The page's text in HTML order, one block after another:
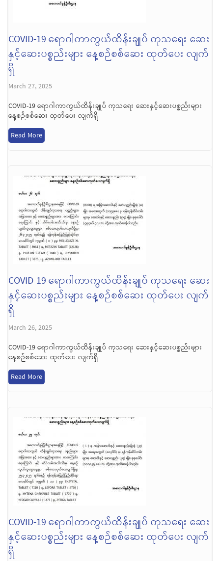
COVID-19 ရောဂါကာကွယ်ထိန်းချုပ် ကုသရေး ဆေး
နှင့်ဆေးပစ္စည်းများ နေ့စဉ်စစ်ဆေး ထုတ်ပေး လျက်
ရှိ
March 27, 2025
COVID-19 ရောဂါကာကွယ်ထိန်းချုပ် ကုသရေး ဆေးနှင့်ဆေးပစ္စည်းများ
နေ့စဉ်စစ်ဆေး ထုတ်ပေး လျက်ရှိ
Read More
COVID-19 ရောဂါကာကွယ်ထိန်းချုပ် ကုသရေး ဆေး
နှင့်ဆေးပစ္စည်းများ နေ့စဉ်စစ်ဆေး ထုတ်ပေး လျက်
ရှိ
March 26, 2025
COVID-19 ရောဂါကာကွယ်ထိန်းချုပ် ကုသရေး ဆေးနှင့်ဆေးပစ္စည်းများ
နေ့စဉ်စစ်ဆေး ထုတ်ပေး လျက်ရှိ
Read More
COVID-19 ရောဂါကာကွယ်ထိန်းချုပ် ကုသရေး ဆေး
နှင့်ဆေးပစ္စည်းများ နေ့စဉ်စစ်ဆေး ထုတ်ပေး လျက်
ရှိ